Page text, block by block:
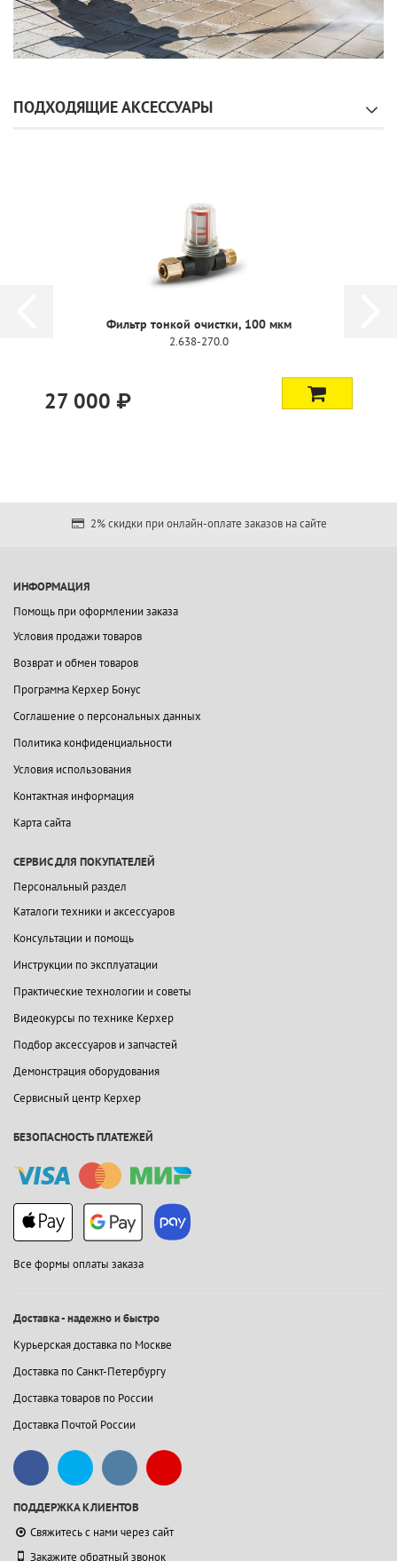
ПОДХОДЯЩИЕ АКСЕССУАРЫ
Фильтр тонкой очистки, 100 мкм
₽ 5 900
2% скидки при онлайн-оплате заказов на сайте
ИНФОРМАЦИЯ
Помощь при оформлении заказа
Условия продажи товаров
Возврат и обмен товаров
Программа Керхер Бонус
Соглашение о персональных данных
Политика конфиденциальности
Условия использования
Контактная информация
Карта сайта
СЕРВИС ДЛЯ ПОКУПАТЕЛЕЙ
Персональный раздел
Каталоги техники и аксессуаров
Консультации и помощь
Инструкции по эксплуатации
Практические технологии и советы
Видеокурсы по технике Керхер
Подбор аксессуаров и запчастей
Демонстрация оборудования
Сервисный центр Керхер
БЕЗОПАСНОСТЬ ПЛАТЕЖЕЙ
Все формы оплаты заказа
Доставка - надежно и быстро
Курьерская доставка по Москве
Доставка по Санкт-Петербургу
Доставка товаров по России
Доставка Почтой России
ПОДДЕРЖКА КЛИЕНТОВ
Свяжитесь с нами через сайт
Закажите обратный звонок